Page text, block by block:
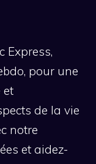
Express,
pour une
et
de la vie
notre
et aidez-